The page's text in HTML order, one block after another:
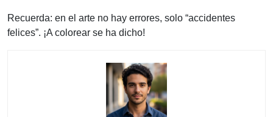
Recuerda: en el arte no hay errores, solo “accidentes
felices”. ¡A colorear se ha dicho!